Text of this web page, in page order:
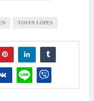
TOSYN LOPES